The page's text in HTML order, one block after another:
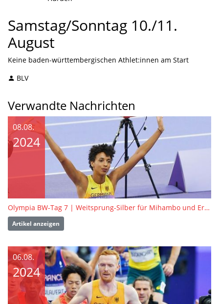
Samstag/Sonntag 10./11.
August
Keine baden-württembergischen Athlet:innen am Start
BLV
Verwandte Nachrichten
08.08.
2024
Olympia BW-Tag 7 | Weitsprung-Silber für Mihambo und Erleichterungsschrei im Kugelstoßen der Frauen
Artikel anzeigen
06.08.
2024